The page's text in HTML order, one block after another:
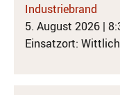
Industriebrand
5. August 2026 |
Einsatzort: